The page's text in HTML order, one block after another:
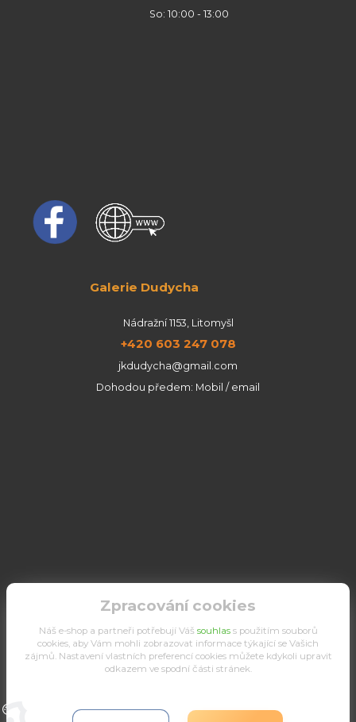
So: 10:00 - 13:00
Galerie Dudycha
Nádražní 1153, Litomyšl
+420 603 247 078
jkdudycha@gmail.com
Dohodou předem: Mobil / email
Upravit sběr cookies.
Zpracování cookies
Náš e-shop a partneři potřebují Váš souhlass použitím souborů
cookies, aby Vám mohli zobrazovat informace týkající se Vašich
zájmů. Nastavení vlastních preferencí cookies můžete kdykoli upravit
odkazem ve spodní části stránek.